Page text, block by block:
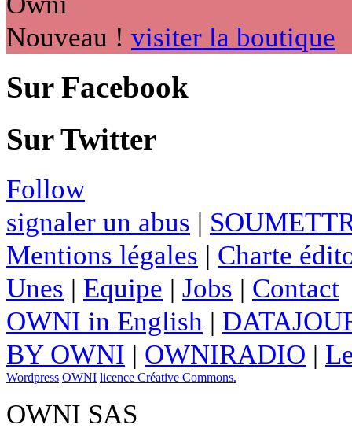
Nouveau ! visiter la boutique
Sur Facebook
Sur Twitter
Follow
signaler un abus |
Mentions légales | Charte
Unes | Equipe | Jobs | Contact
OWNI in English |
BY OWNI | OWNIRADIO |
Wordpress OWNI licence Créative Commons.
OWNI SAS